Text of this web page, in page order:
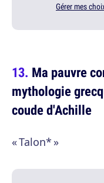
Gérer mes
Ma pauvre
mythologie
coude d'Achille
« Talon* »